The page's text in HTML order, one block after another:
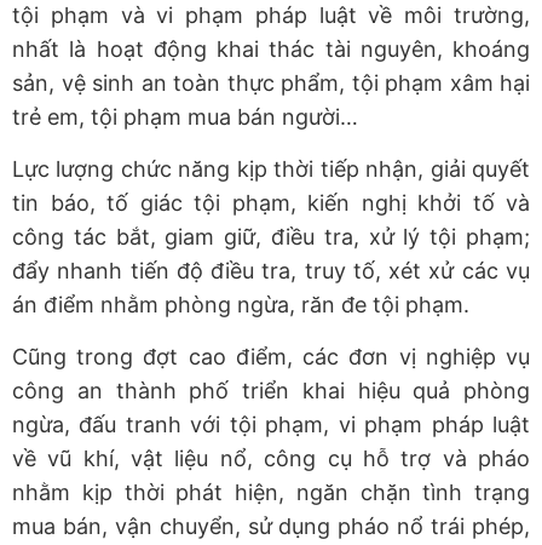
tội phạm và vi phạm pháp luật về môi trường,
nhất là hoạt động khai thác tài nguyên, khoáng
sản, vệ sinh an toàn thực phẩm, tội phạm xâm hại
trẻ em, tội phạm mua bán người…
Lực lượng chức năng kịp thời tiếp nhận, giải quyết
tin báo, tố giác tội phạm, kiến nghị khởi tố và
công tác bắt, giam giữ, điều tra, xử lý tội phạm;
đẩy nhanh tiến độ điều tra, truy tố, xét xử các vụ
án điểm nhằm phòng ngừa, răn đe tội phạm.
Cũng trong đợt cao điểm, các đơn vị nghiệp vụ
công an thành phố triển khai hiệu quả phòng
ngừa, đấu tranh với tội phạm, vi phạm pháp luật
về vũ khí, vật liệu nổ, công cụ hỗ trợ và pháo
nhằm kịp thời phát hiện, ngăn chặn tình trạng
mua bán, vận chuyển, sử dụng pháo nổ trái phép,